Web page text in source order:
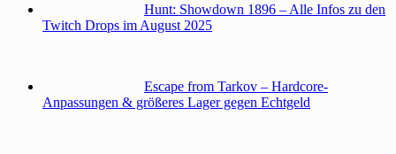
Hunt: Showdown 1896 – Alle Infos zu den
Twitch Drops im August 2025
Escape from Tarkov – Hardcore-
Anpassungen & größeres Lager gegen Echtgeld